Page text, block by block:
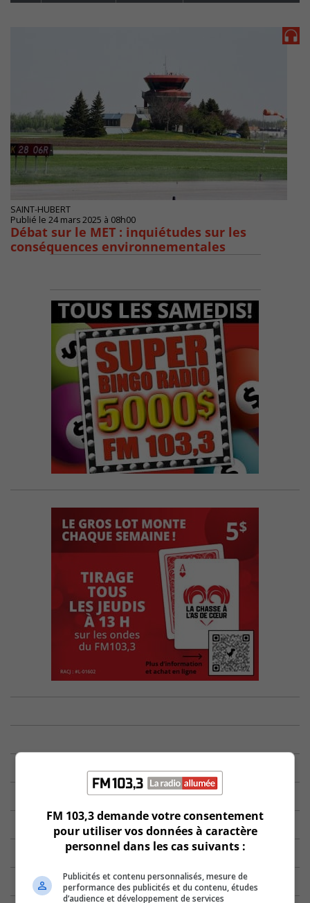
SAINT-HUBERT
Publié le 24 mars 2025 à 08h00
Débat sur le MET : inquiétudes sur les
conséquences environnementales
FM 103,3 demande votre consentement
pour utiliser vos données à caractère
personnel dans les cas suivants :
Publicités et contenu personnalisés, mesure de
performance des publicités et du contenu, études
d’audience et développement de services